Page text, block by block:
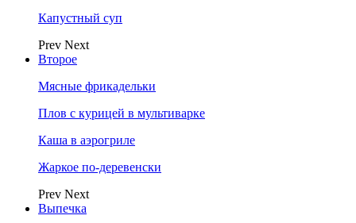
Капустный суп
Prev Next
Второе
Мясные фрикадельки
Плов с курицей в мультиварке
Каша в аэрогриле
Жаркое по-деревенски
Prev Next
Выпечка